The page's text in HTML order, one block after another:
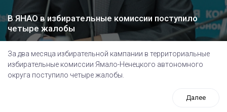
В ЯНАО в избирательные комиссии поступило
четыре жалобы
За два месяца избирательной кампании в территориальные
избирательные комиссии Ямало-Ненецкого автономного
округа поступило четыре жалобы.
Далее